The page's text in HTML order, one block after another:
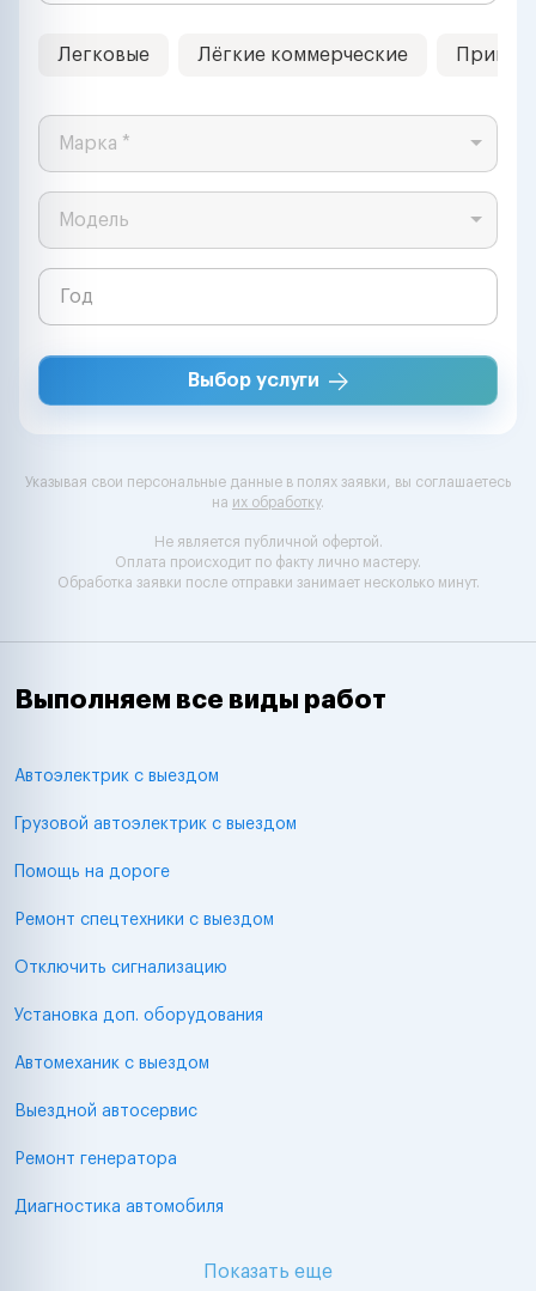
Легковые Лёгкие коммерческие
Марка *
Модель
Выбор услуги
Указывая свои персональные данные в полях заявки, вы соглашаетесь
на их обработку.
Не является публичной офертой.
Оплата происходит по факту лично мастеру.
Обработка заявки после отправки занимает несколько минут.
Выполняем все виды работ
Автоэлектрик с выездом
Грузовой автоэлектрик с выездом
Помощь на дороге
Ремонт спецтехники с выездом
Отключить сигнализацию
Установка доп. оборудования
Автомеханик с выездом
Выездной автосервис
Ремонт генератора
Диагностика автомобиля
Показать еще